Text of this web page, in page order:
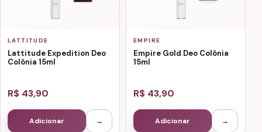
LATTITUDE
Lattitude Expedition Deo
Colônia 15ml
R$ 43,90
Adicionar →
EMPIRE
Empire Gold Deo Colônia
15ml
R$ 43,90
Adicionar →